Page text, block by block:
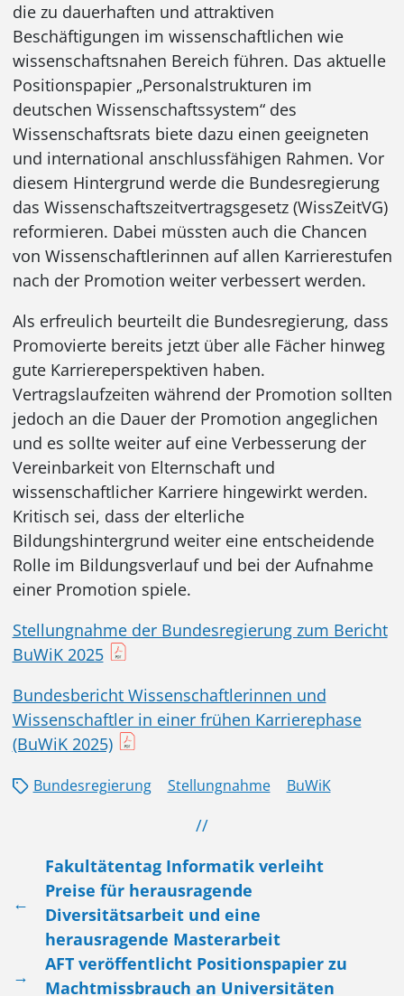
die zu dauerhaften und attraktiven
Beschäftigungen im wissenschaftlichen wie
wissenschaftsnahen Bereich führen. Das aktuelle
Positionspapier „Personalstrukturen im
deutschen Wissenschaftssystem“ des
Wissenschaftsrats biete dazu einen geeigneten
und international anschlussfähigen Rahmen. Vor
diesem Hintergrund werde die Bundesregierung
das Wissenschaftszeitvertragsgesetz (WissZeitVG)
reformieren. Dabei müssten auch die Chancen
von Wissenschaftlerinnen auf allen Karrierestufen
nach der Promotion weiter verbessert werden.
Als erfreulich beurteilt die Bundesregierung, dass
Promovierte bereits jetzt über alle Fächer hinweg
gute Karriereperspektiven haben.
Vertragslaufzeiten während der Promotion sollten
jedoch an die Dauer der Promotion angeglichen
und es sollte weiter auf eine Verbesserung der
Vereinbarkeit von Elternschaft und
wissenschaftlicher Karriere hingewirkt werden.
Kritisch sei, dass der elterliche
Bildungshintergrund weiter eine entscheidende
Rolle im Bildungsverlauf und bei der Aufnahme
einer Promotion spiele.
Stellungnahme der Bundesregierung zum Bericht
BuWiK 2025
Bundesbericht Wissenschaftlerinnen und
Wissenschaftler in einer frühen Karrierephase
(BuWiK 2025)
Bundesregierung Stellungnahme BuWiK
//
←
Fakultätentag Informatik verleiht
Preise für herausragende
Diversitätsarbeit und eine
herausragende Masterarbeit
AFT veröffentlicht Positionspapier zu
Machtmissbrauch an Universitäten
→